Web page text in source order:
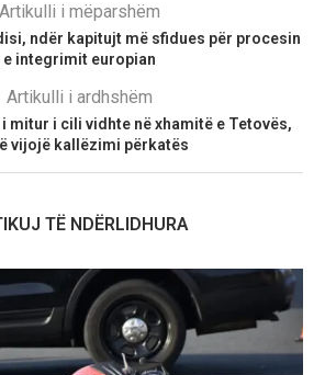
Artikulli i mëparshëm
ndër kapitujt më sfidues për procesin
e integrimit europian
Artikulli i ardhshëm
i mitur i cili vidhte në xhamitë e Tetovës,
vijojë kallëzimi përkatës
TË NDËRLIDHURA